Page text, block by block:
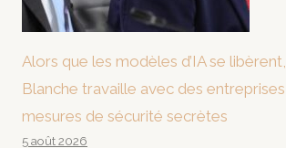
Alors que les modèles d’IA se
Blanche travaille avec des
mesures de sécurité secrètes
5 août 2026